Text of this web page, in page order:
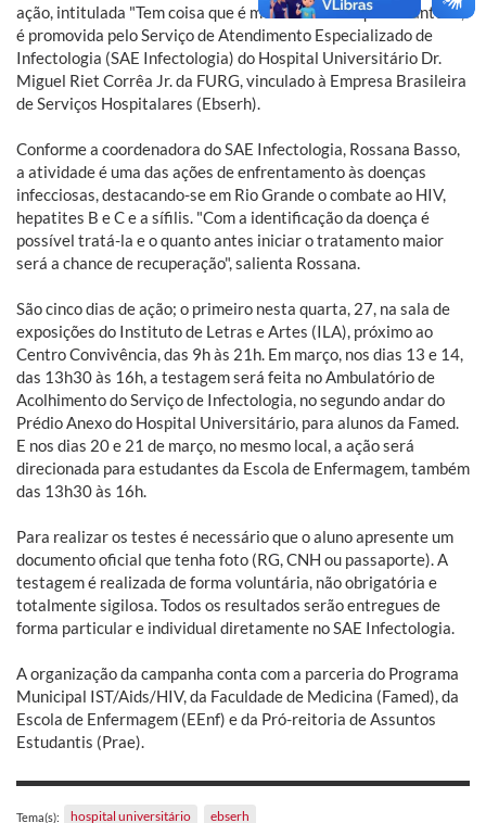
ação, intitulada "Tem coisa que é melhor saber o quanto antes!",
é promovida pelo Serviço de Atendimento Especializado de
Infectologia (SAE Infectologia) do Hospital Universitário Dr.
Miguel Riet Corrêa Jr. da FURG, vinculado à Empresa Brasileira
de Serviços Hospitalares (Ebserh).
Conforme a coordenadora do SAE Infectologia, Rossana Basso,
a atividade é uma das ações de enfrentamento às doenças
infecciosas, destacando-se em Rio Grande o combate ao HIV,
hepatites B e C e a sífilis. "Com a identificação da doença é
possível tratá-la e o quanto antes iniciar o tratamento maior
será a chance de recuperação", salienta Rossana.
São cinco dias de ação; o primeiro nesta quarta, 27, na sala de
exposições do Instituto de Letras e Artes (ILA), próximo ao
Centro Convivência, das 9h às 21h. Em março, nos dias 13 e 14,
das 13h30 às 16h, a testagem será feita no Ambulatório de
Acolhimento do Serviço de Infectologia, no segundo andar do
Prédio Anexo do Hospital Universitário, para alunos da Famed.
E nos dias 20 e 21 de março, no mesmo local, a ação será
direcionada para estudantes da Escola de Enfermagem, também
das 13h30 às 16h.
Para realizar os testes é necessário que o aluno apresente um
documento oficial que tenha foto (RG, CNH ou passaporte). A
testagem é realizada de forma voluntária, não obrigatória e
totalmente sigilosa. Todos os resultados serão entregues de
forma particular e individual diretamente no SAE Infectologia.
A organização da campanha conta com a parceria do Programa
Municipal IST/Aids/HIV, da Faculdade de Medicina (Famed), da
Escola de Enfermagem (EEnf) e da Pró-reitoria de Assuntos
Estudantis (Prae).
Tema(s): hospital universitário ebserh